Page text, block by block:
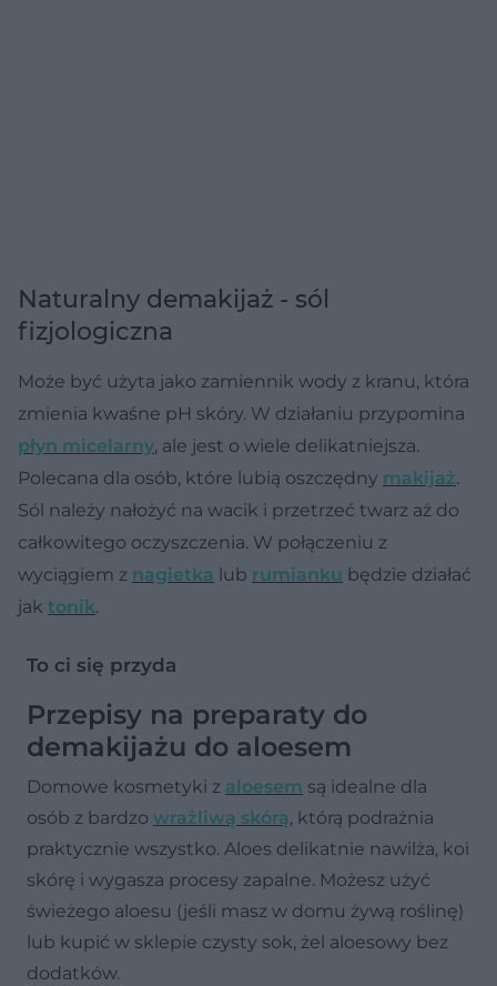
Naturalny demakijaż - sól
fizjologiczna
Może być użyta jako zamiennik wody z kranu, która
zmienia kwaśne pH skóry. W działaniu przypomina
płyn micelarny, ale jest o wiele delikatniejsza.
Polecana dla osób, które lubią oszczędny makijaż.
Sól należy nałożyć na wacik i przetrzeć twarz aż do
całkowitego oczyszczenia. W połączeniu z
wyciągiem z nagietka lub rumianku będzie działać
jak tonik.
To ci się przyda
Przepisy na preparaty do
demakijażu do aloesem
Domowe kosmetyki z aloesem są idealne dla
osób z bardzo wrażliwą skórą, którą podrażnia
praktycznie wszystko. Aloes delikatnie nawilża, koi
skórę i wygasza procesy zapalne. Możesz użyć
świeżego aloesu (jeśli masz w domu żywą roślinę)
lub kupić w sklepie czysty sok, żel aloesowy bez
dodatków.